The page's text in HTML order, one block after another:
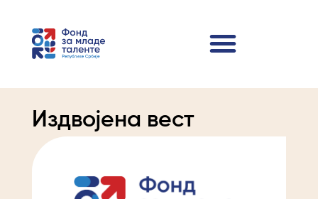
Издвојена вест